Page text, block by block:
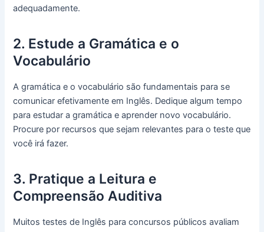
adequadamente.
2. Estude a Gramática e o
Vocabulário
A gramática e o vocabulário são fundamentais para se
comunicar efetivamente em Inglês. Dedique algum tempo
para estudar a gramática e aprender novo vocabulário.
Procure por recursos que sejam relevantes para o teste que
você irá fazer.
3. Pratique a Leitura e
Compreensão Auditiva
Muitos testes de Inglês para concursos públicos avaliam